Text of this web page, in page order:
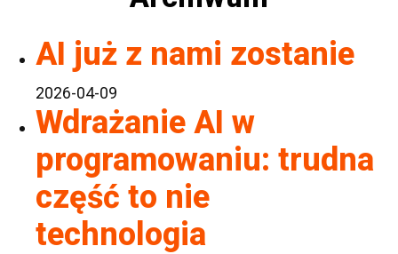
AI już z nami zostanie
2026-04-09
Wdrażanie AI w
programowaniu: trudna
część to nie
technologia